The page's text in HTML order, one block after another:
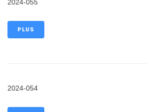
2024-055
PLUS
2024-054